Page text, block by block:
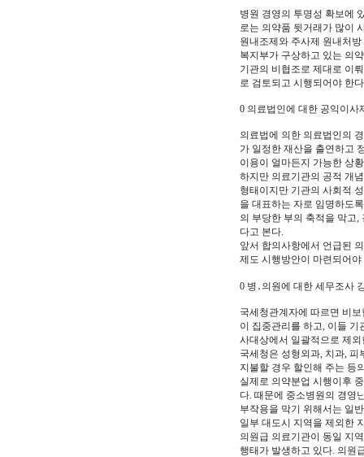
병원 경영의 투명성 확보에
로는 의약품 뒷거래가 많이
원내조제와 주사제 원내처
복지부가 구상하고 있는 의
기관의 비협조로 제대로 이
로 검토되고 시행되어야 한
0 의료법인에 대한 공익이사
의료법에 의한 의료법인의
가 일정한 재산을 출연하고
이용이 얼마든지 가능한 상
하지만 의료기관의 공적 개
형태이지만 기관의 사회적
을 대표하는 자로 임명하도
의 부당한 부의 축적을 막고
다고 본다.
앞서 합의사항에서 언급된
제도 시행방안이 마련되어야
0 병․의원에 대한 세무조사
국세청관계자에 따르면 비
이 집중관리를 하고, 이들
사대상에서 일괄적으로 제
국세청은 성형외과, 치과,
지불할 경우 할인해 주는 등
실제로 의약분업 시행이후
다. 때문에 중소병원의 경영
부작용을 막기 위해서는 일
일부 대도시 지역을 제외한
의원급 의료기관이 동일 지
행태가 발생하고 있다. 의원